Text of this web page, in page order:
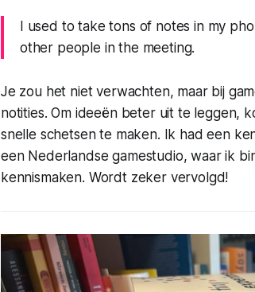
I used to take tons of notes in my
other people in the meeting.
Je zou het niet verwachten, maar bij
notities. Om ideeën beter uit te leggen,
snelle schetsen te maken. Ik had een
een Nederlandse gamestudio, waar ik
kennismaken. Wordt zeker vervolgd!